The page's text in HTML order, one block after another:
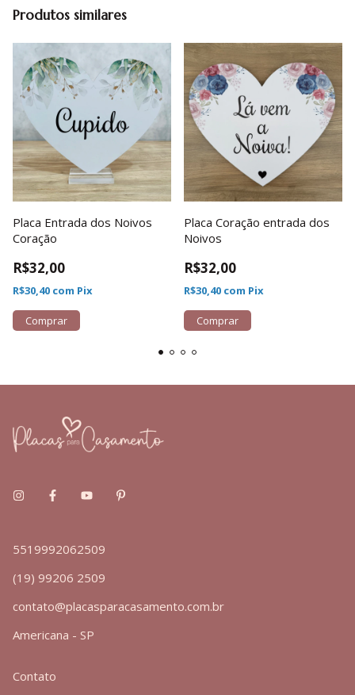
Produtos similares
Placa Entrada dos Noivos
Coração
R$32,00
R$30,40 com Pix
Placa Coração entrada dos
Noivos
R$32,00
R$30,40 com Pix
5519992062509
(19) 99206 2509
contato@placasparacasamento.com.br
Americana - SP
Contato